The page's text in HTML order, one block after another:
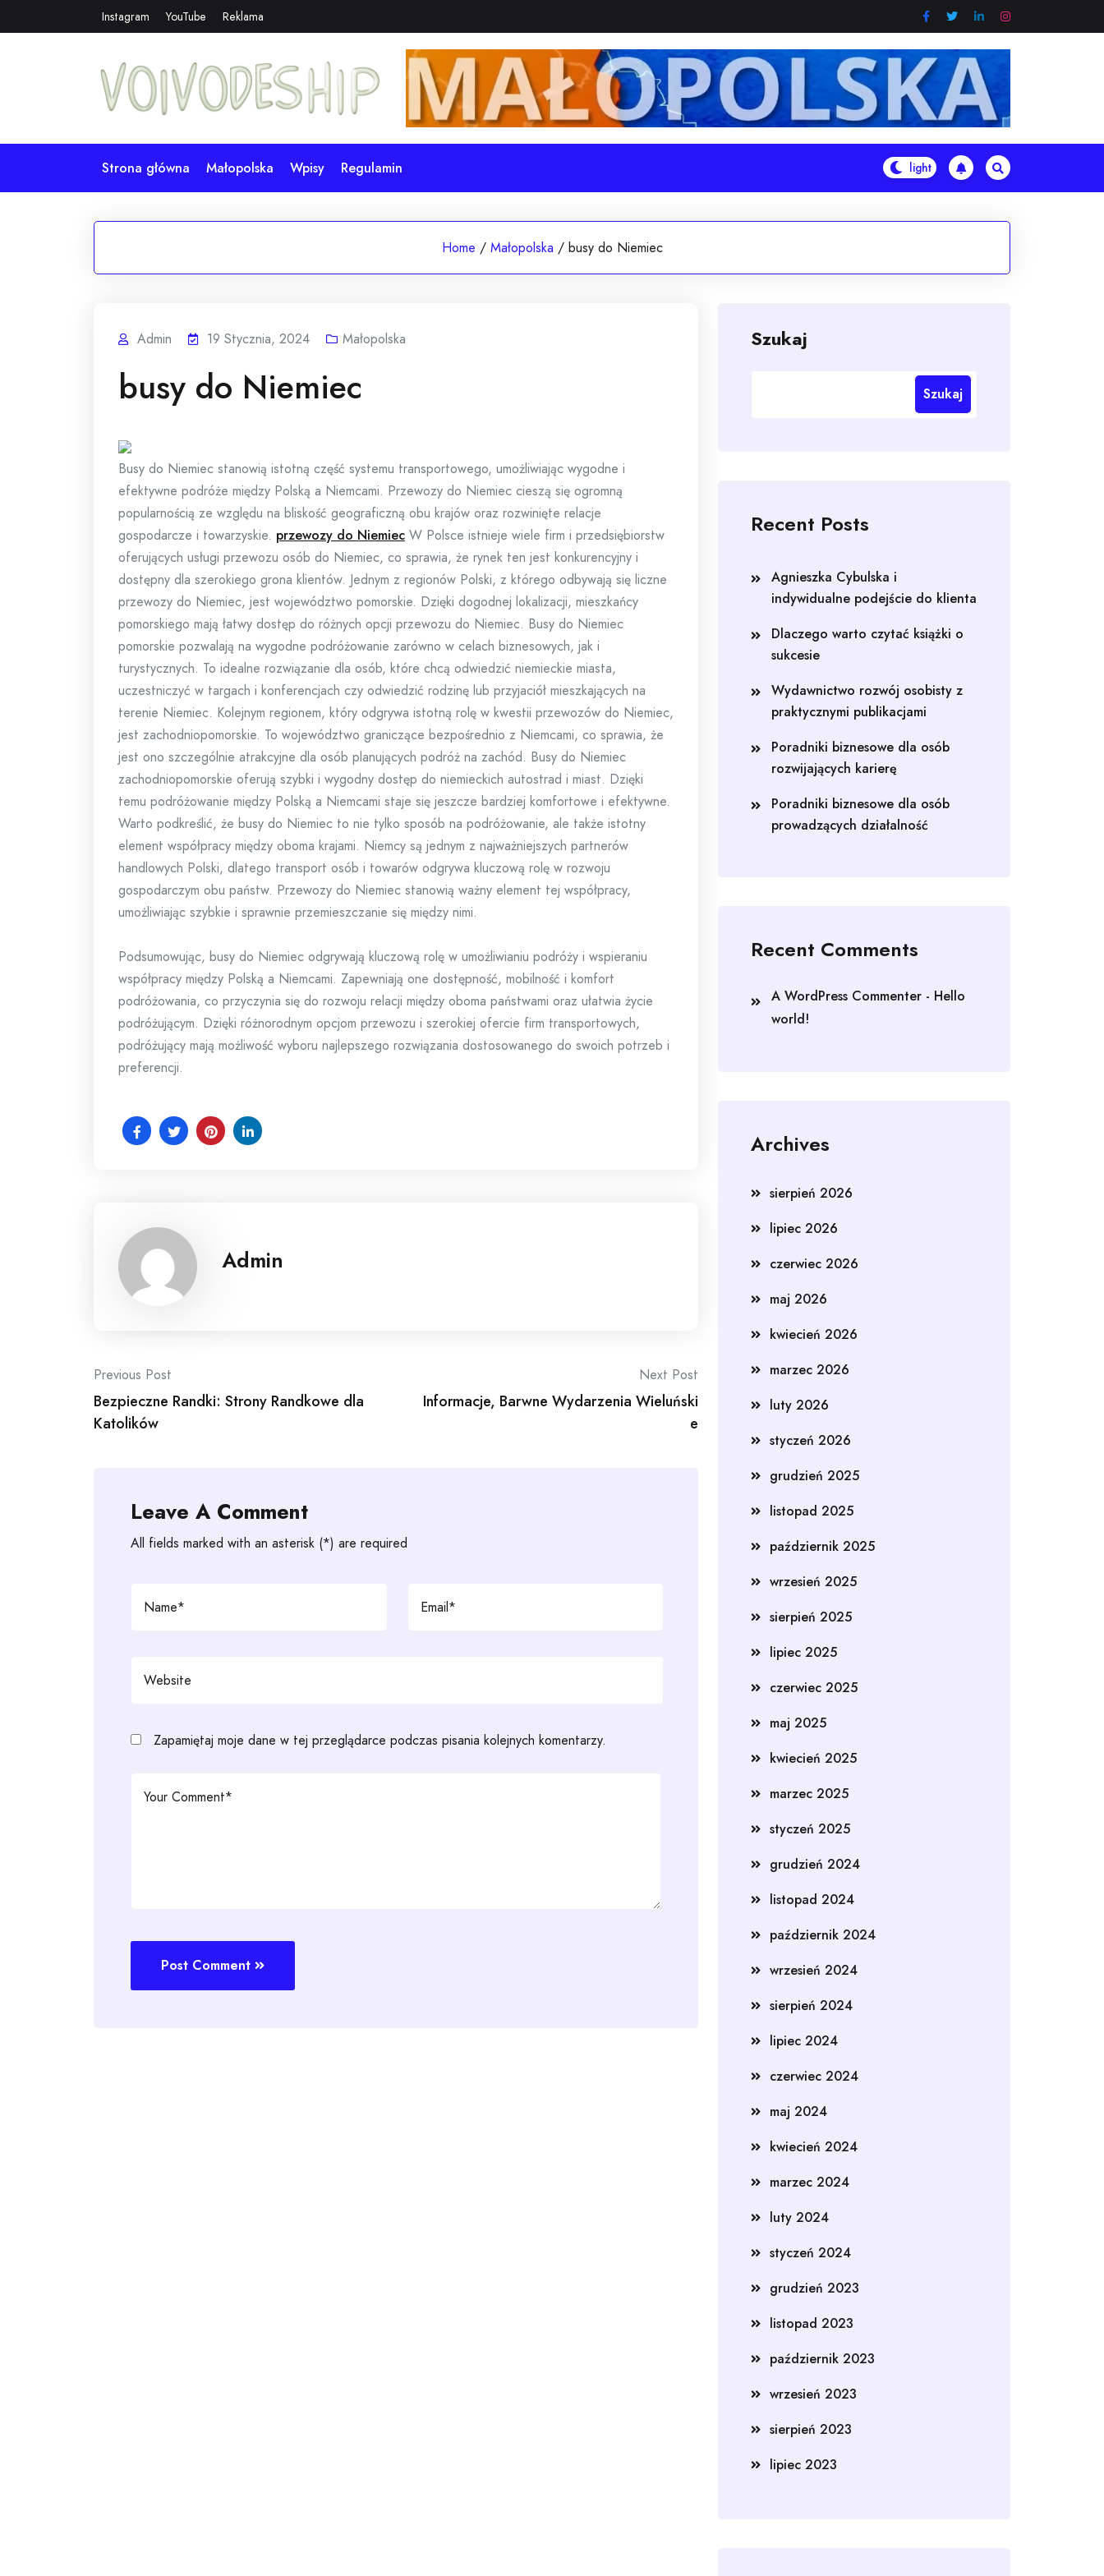
to
Instagram YouTube Reklama
Strona główna Małopolska Wpisy Regulamin
Home / Małopolska / busy do Niemiec
Admin 19 Stycznia, 2024 Małopolska
busy do Niemiec
Busy do Niemiec stanowią istotną część systemu transportowego, umożliwiając wygodne i
efektywne podróże między Polską a Niemcami. Przewozy do Niemiec cieszą się ogromną
popularnością ze względu na bliskość geograficzną obu krajów oraz rozwinięte relacje
gospodarcze i towarzyskie. przewozy do Niemiec W Polsce istnieje wiele firm i przedsiębiorstw
oferujących usługi przewozu osób do Niemiec, co sprawia, że rynek ten jest konkurencyjny i
dostępny dla szerokiego grona klientów. Jednym z regionów Polski, z którego odbywają się liczne
przewozy do Niemiec, jest województwo pomorskie. Dzięki dogodnej lokalizacji, mieszkańcy
pomorskiego mają łatwy dostęp do różnych opcji przewozu do Niemiec. Busy do Niemiec
pomorskie pozwalają na wygodne podróżowanie zarówno w celach biznesowych, jak i
turystycznych. To idealne rozwiązanie dla osób, które chcą odwiedzić niemieckie miasta,
uczestniczyć w targach i konferencjach czy odwiedzić rodzinę lub przyjaciół mieszkających na
terenie Niemiec. Kolejnym regionem, który odgrywa istotną rolę w kwestii przewozów do Niemiec,
jest zachodniopomorskie. To województwo graniczące bezpośrednio z Niemcami, co sprawia, że
jest ono szczególnie atrakcyjne dla osób planujących podróż na zachód. Busy do Niemiec
zachodniopomorskie oferują szybki i wygodny dostęp do niemieckich autostrad i miast. Dzięki
temu podróżowanie między Polską a Niemcami staje się jeszcze bardziej komfortowe i efektywne.
Warto podkreślić, że busy do Niemiec to nie tylko sposób na podróżowanie, ale także istotny
element współpracy między oboma krajami. Niemcy są jednym z najważniejszych partnerów
handlowych Polski, dlatego transport osób i towarów odgrywa kluczową rolę w rozwoju
gospodarczym obu państw. Przewozy do Niemiec stanowią ważny element tej współpracy,
umożliwiając szybkie i sprawnie przemieszczanie się między nimi.
Podsumowując, busy do Niemiec odgrywają kluczową rolę w umożliwianiu podróży i wspieraniu
współpracy między Polską a Niemcami. Zapewniają one dostępność, mobilność i komfort
podróżowania, co przyczynia się do rozwoju relacji między oboma państwami oraz ułatwia życie
podróżującym. Dzięki różnorodnym opcjom przewozu i szerokiej ofercie firm transportowych,
podróżujący mają możliwość wyboru najlepszego rozwiązania dostosowanego do swoich potrzeb i
preferencji.
Admin
Post
navigation
Previous Post
Bezpieczne Randki: Strony Randkowe dla
Katolików
Next Post
Informacje, Barwne Wydarzenia Wieluński
e
Leave A Comment
All fields marked with an asterisk (*) are required
Zapamiętaj moje dane w tej przeglądarce podczas pisania kolejnych komentarzy.
Post Comment
Szukaj
Szukaj
Recent Posts
Agnieszka Cybulska i
indywidualne podejście do klienta
Dlaczego warto czytać książki o
sukcesie
Wydawnictwo rozwój osobisty z
praktycznymi publikacjami
Poradniki biznesowe dla osób
rozwijających karierę
Poradniki biznesowe dla osób
prowadzących działalność
Recent Comments
A WordPress Commenter - Hello
world!
Archives
sierpień 2026
lipiec 2026
czerwiec 2026
maj 2026
kwiecień 2026
marzec 2026
luty 2026
styczeń 2026
grudzień 2025
listopad 2025
październik 2025
wrzesień 2025
sierpień 2025
lipiec 2025
czerwiec 2025
maj 2025
kwiecień 2025
marzec 2025
styczeń 2025
grudzień 2024
listopad 2024
październik 2024
wrzesień 2024
sierpień 2024
lipiec 2024
czerwiec 2024
maj 2024
kwiecień 2024
marzec 2024
luty 2024
styczeń 2024
grudzień 2023
listopad 2023
październik 2023
wrzesień 2023
sierpień 2023
lipiec 2023